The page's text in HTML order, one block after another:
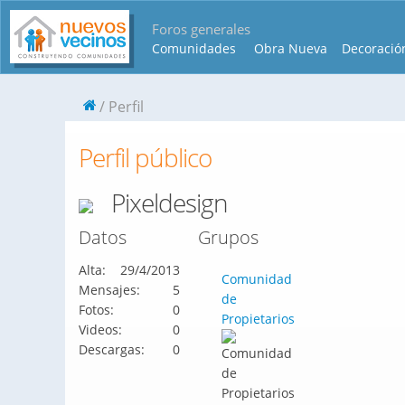
Foros generales
Comunidades Obra Nueva
Perfil
Perfil público
Pixeldesign
Datos
Alta:
29/4/2013
Mensajes:
5
Fotos:
0
Videos:
0
Descargas:
0
Grupos
Comunidad
de
Propietarios